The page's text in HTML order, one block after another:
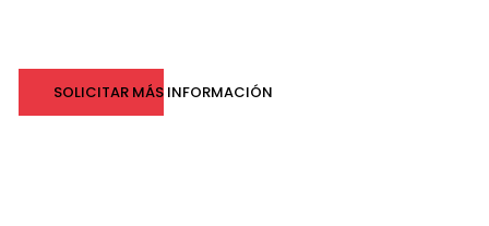
SOLICITAR MÁS INFORMACIÓN